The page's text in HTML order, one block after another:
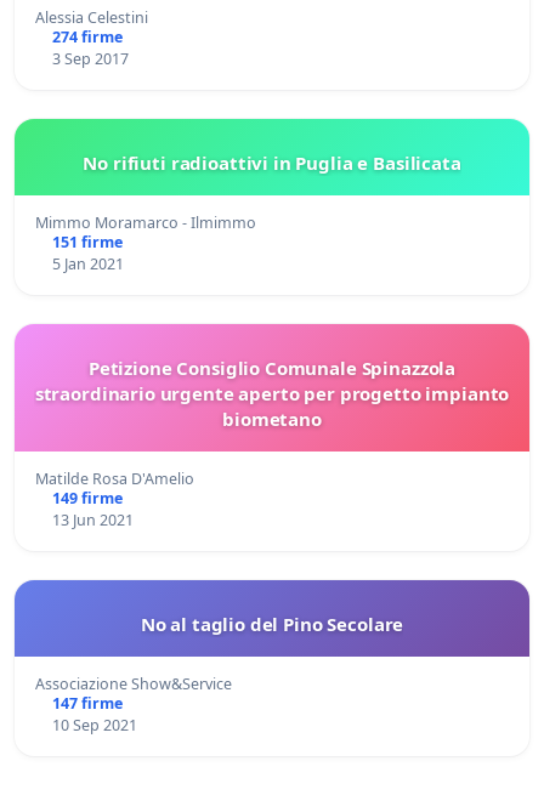
Alessia Celestini
274 firme
3 Sep 2017
No rifiuti radioattivi in Puglia e Basilicata
Mimmo Moramarco - Ilmimmo
151 firme
5 Jan 2021
Petizione Consiglio Comunale Spinazzola
straordinario urgente aperto per progetto impianto
biometano
Matilde Rosa D'Amelio
149 firme
13 Jun 2021
No al taglio del Pino Secolare
Associazione Show&Service
147 firme
10 Sep 2021